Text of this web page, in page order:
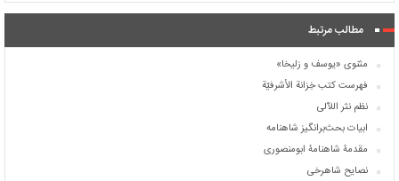
مطالب مرتبط
مثنوی «یوسف و زلیخا»
فهرست کتب خِزانة الأشرفیّة
نظم نثر اللآلی
ابیات بحث‌برانگیز شاهنامه
مقدمۀ شاهنامۀ ابومنصوری
نصایح شاهرخی